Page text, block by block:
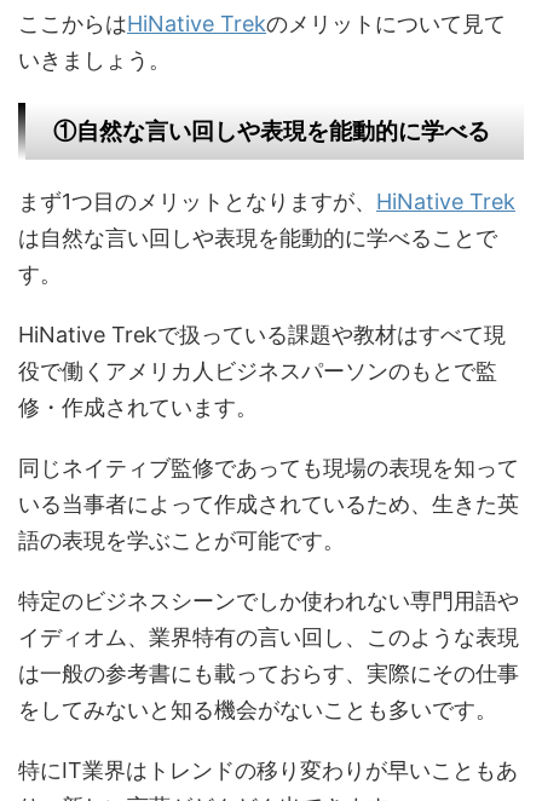
ここからはHiNative Trekのメリットについて見て
いきましょう。
①自然な言い回しや表現を能動的に学べる
まず1つ目のメリットとなりますが、 HiNative Trek
は自然な言い回しや表現を能動的に学べることで
す。
HiNative Trekで扱っている課題や教材はすべて現
役で働くアメリカ人ビジネスパーソンのもとで監
修・作成されています。
同じネイティブ監修であっても現場の表現を知って
いる当事者によって作成されているため、生きた英
語の表現を学ぶことが可能です。
特定のビジネスシーンでしか使われない専門用語や
イディオム、業界特有の言い回し、このような表現
は一般の参考書にも載っておらす、実際にその仕事
をしてみないと知る機会がないことも多いです。
特にIT業界はトレンドの移り変わりが早いこともあ